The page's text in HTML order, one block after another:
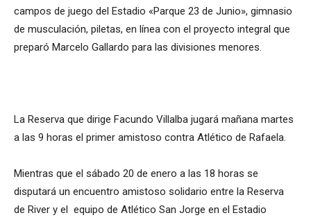
campos de juego del Estadio «Parque 23 de Junio», gimnasio
de musculación, piletas, en línea con el proyecto integral que
preparó Marcelo Gallardo para las divisiones menores.
La Reserva que dirige Facundo Villalba jugará mañana martes
a las 9 horas el primer amistoso contra Atlético de Rafaela.
Mientras que el sábado 20 de enero a las 18 horas se
disputará un encuentro amistoso solidario entre la Reserva
de River y el equipo de Atlético San Jorge en el Estadio